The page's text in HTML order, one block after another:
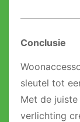
Conclusie
sleutel tot
Met de
verlichting